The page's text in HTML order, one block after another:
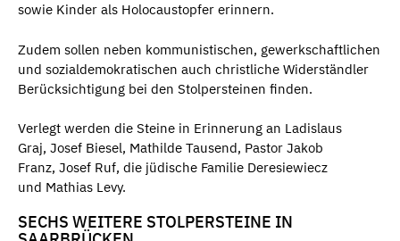
sowie Kinder als Holocaustopfer erinnern.
Zudem sollen neben kommunistischen, gewerkschaftlichen
und sozialdemokratischen auch christliche Widerständler
Berücksichtigung bei den Stolpersteinen finden.
Verlegt werden die Steine in Erinnerung an Ladislaus
Graj, Josef Biesel, Mathilde Tausend, Pastor Jakob
Franz, Josef Ruf, die jüdische Familie Deresiewiecz
und Mathias Levy.
SECHS WEITERE STOLPERSTEINE IN